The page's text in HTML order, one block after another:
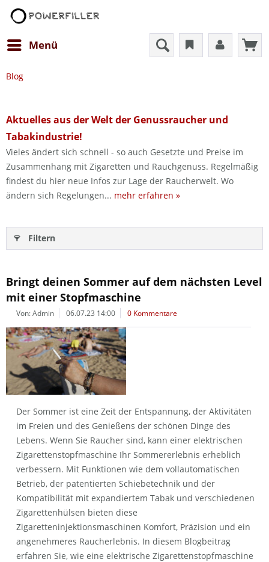
Menü
Blog
Aktuelles aus der Welt der Genussraucher und
Tabakindustrie!
Vieles ändert sich schnell - so auch Gesetzte und Preise im
Zusammenhang mit Zigaretten und Rauchgenuss. Regelmäßig
findest du hier neue Infos zur Lage der Raucherwelt. Wo
ändern sich Regelungen... mehr erfahren »
Filtern
Bringt deinen Sommer auf dem nächsten Level
mit einer Stopfmaschine
Von: Admin 06.07.23 14:00 0 Kommentare
Der Sommer ist eine Zeit der Entspannung, der Aktivitäten
im Freien und des Genießens der schönen Dinge des
Lebens. Wenn Sie Raucher sind, kann einer elektrischen
Zigarettenstopfmaschine Ihr Sommererlebnis erheblich
verbessern. Mit Funktionen wie dem vollautomatischen
Betrieb, der patentierten Schiebetechnik und der
Kompatibilität mit expandiertem Tabak und verschiedenen
Zigarettenhülsen bieten diese
Zigaretteninjektionsmaschinen Komfort, Präzision und ein
angenehmeres Raucherlebnis. In diesem Blogbeitrag
erfahren Sie, wie eine elektrische Zigarettenstopfmaschine